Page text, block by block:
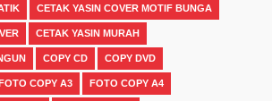
CETAK YASIN COVER MOTIF BUNGA
CETAK YASIN MURAH
COPY CD COPY DVD
COPY A3 FOTO COPY A4